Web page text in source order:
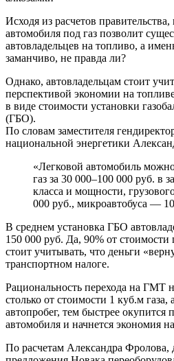
Исходя из расчетов
автомобиля под газ позволит
автовладельцев на топливо, а
заманчиво, не правда ли?
Однако, автовладельцам стоит
перспективой экономии на
в виде стоимости установки
(ГБО).
По словам заместителя
национальной энергетики
«Легковой автомобиль
газ за 30 000–100 000 руб. в
класса и мощности,
000 руб., микроавтобуса —
В среднем установка ГБО
150 000 руб. Да, 90% от
стоит учитывать, что деньги
транспортном налоге.
Рациональность перехода на ГМТ
столько от стоимости 1 куб.м
автопробег, тем быстрее окупится
автомобиля и начнется экономия
По расчетам Александра